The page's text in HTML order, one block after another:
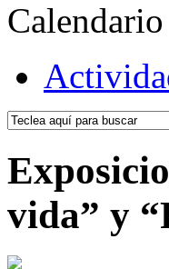
Calendario
vida” y